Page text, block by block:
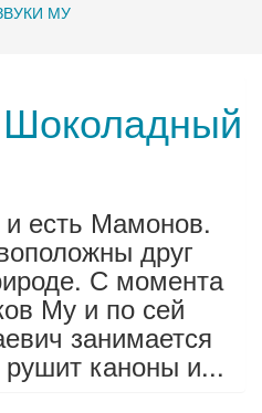
МУ
Шоколадный
и есть Мамонов.
друг
С момента
Му и по сей
занимается
каноны и...